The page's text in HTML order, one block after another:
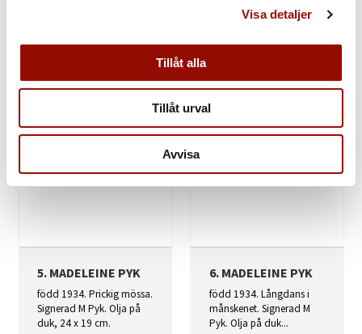
Visa detaljer
Tillåt alla
Tillåt urval
Avvisa
20.000 SEK
Pyk. Olja på duk...
16.200 SEK
5. MADELEINE PYK
född 1934. Prickig mössa.
Signerad M Pyk. Olja på
duk, 24 x 19 cm.
6. MADELEINE PYK
född 1934. Långdans i
månskenet. Signerad M
Pyk. Olja på duk...